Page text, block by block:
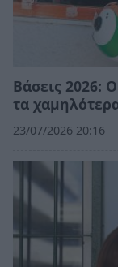
Βάσεις 2026:
τα
23/07/2026 20:16